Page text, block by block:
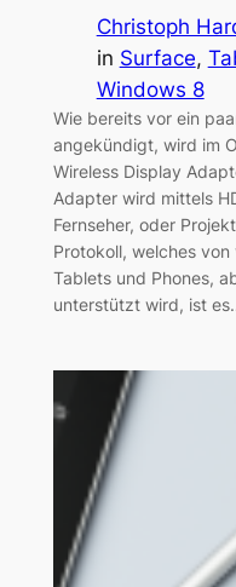
Christoph
in Surface,
Windows 8
Wie bereits vor ein
angekündigt, wird im
Wireless Display
Adapter wird mittels
Fernseher, oder
Protokoll, welches
Tablets und Phones,
unterstützt wird, ist